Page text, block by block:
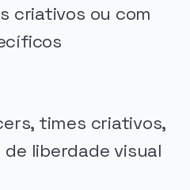
criativos ou com
times criativos,
liberdade visual